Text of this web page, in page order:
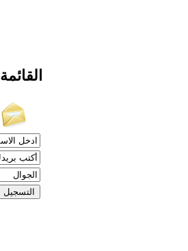
القائمة